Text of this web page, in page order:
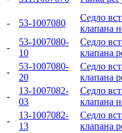
-
53-1007080
Седло
клапана
-
53-1007080-
10
Седло
клапана
-
53-1007080-
20
Седло
клапана
-
13-1007082-
03
Седло
клапана
-
13-1007082-
13
Седло
клапана